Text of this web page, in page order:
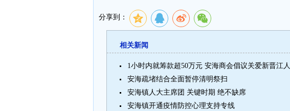
分享到：
相关新闻
1小时内就筹款超50万元 安海商会倡议关爱新晋江人
安海疏堵结合全面暂停清明祭扫
安海镇人大主席团 关键时期 绝不缺席
安海镇开通疫情防控心理支持专线